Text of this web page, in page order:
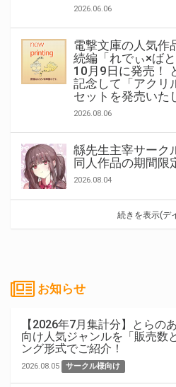
2026.06.06
電撃文庫の人気作
続編「れでぃ×ば
10月9日に発売！
記念して「アクリ
セットを発売いた
2026.08.06
緜先生主宰サーク
同人作品の期間限
2026.08.04
続きを表示(デ
お知らせ
【2026年7月集計分】とらの
向け人気ジャンルを「販売数
ング形式でご紹介！
2026.08.05 サークル様向け